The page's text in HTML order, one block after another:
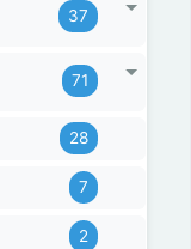
37
71
28
7
2